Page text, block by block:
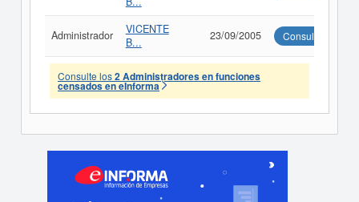
Administrador
VICENTE
B...
23/09/2005 Consultar
Consulte los2 Administradores en funciones
censados en eInforma